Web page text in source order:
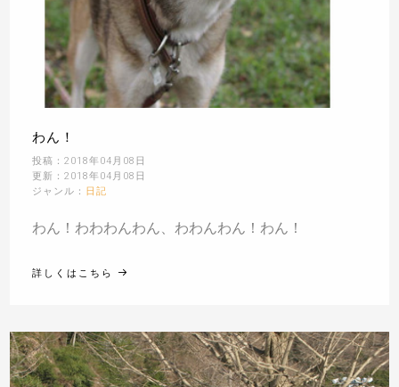
わん！
投稿：2018年04月08日
更新：2018年04月08日
ジャンル： 日記
わん！わわわんわん、わわんわん！わん！
詳しくはこちら